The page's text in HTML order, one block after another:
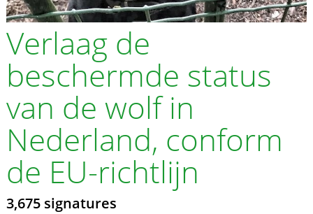
Verlaag de
beschermde status
van de wolf in
Nederland, conform
de EU-richtlijn
3,675 signatures